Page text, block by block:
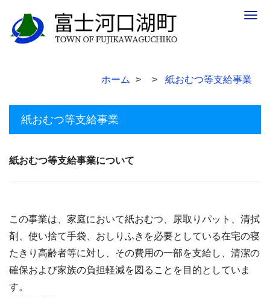
ホーム 紙おむつ等支給事業
紙おむつ等支給事業
紙おむつ等支給事業について
この事業は、家庭において紙おむつ、尿取りパット、清拭
剤、使い捨て手袋、おしりふきを必要としている在宅の寝
たきり高齢者等に対し、その費用の一部を支給し、清潔の
確保および家族の負担軽減を図ることを目的としていま
す。